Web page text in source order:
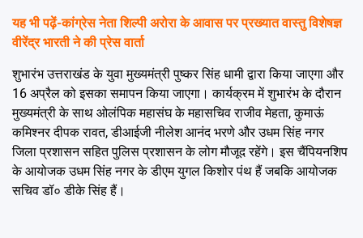
यह भी पढ़ें-कांग्रेस नेता शिल्पी अरोरा के आवास पर प्रख्यात वास्तु विशेषज्ञ
वीरेंद्र भारती ने की प्रेस वार्ता
शुभारंभ उत्तराखंड के युवा मुख्यमंत्री पुष्कर सिंह धामी द्वारा किया जाएगा और
16 अप्रैल को इसका समापन किया जाएगा। कार्यक्रम में शुभारंभ के दौरान
मुख्यमंत्री के साथ ओलंपिक महासंघ के महासचिव राजीव मेहता, कुमाऊं
कमिश्नर दीपक रावत, डीआईजी नीलेश आनंद भरणे और उधम सिंह नगर
जिला प्रशासन सहित पुलिस प्रशासन के लोग मौजूद रहेंगे। इस चैंपियनशिप
के आयोजक उधम सिंह नगर के डीएम युगल किशोर पंथ हैं जबकि आयोजक
सचिव डॉ० डीके सिंह हैं।